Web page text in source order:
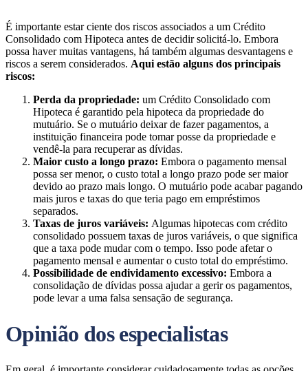
É importante estar ciente dos riscos associados a um Crédito
Consolidado com Hipoteca antes de decidir solicitá-lo. Embora
possa haver muitas vantagens, há também algumas desvantagens e
riscos a serem considerados. Aqui estão alguns dos principais
riscos:
Perda da propriedade: um Crédito Consolidado com
Hipoteca é garantido pela hipoteca da propriedade do
mutuário. Se o mutuário deixar de fazer pagamentos, a
instituição financeira pode tomar posse da propriedade e
vendê-la para recuperar as dívidas.
Maior custo a longo prazo: Embora o pagamento mensal
possa ser menor, o custo total a longo prazo pode ser maior
devido ao prazo mais longo. O mutuário pode acabar pagando
mais juros e taxas do que teria pago em empréstimos
separados.
Taxas de juros variáveis: Algumas hipotecas com crédito
consolidado possuem taxas de juros variáveis, o que significa
que a taxa pode mudar com o tempo. Isso pode afetar o
pagamento mensal e aumentar o custo total do empréstimo.
Possibilidade de endividamento excessivo: Embora a
consolidação de dívidas possa ajudar a gerir os pagamentos,
pode levar a uma falsa sensação de segurança.
Opinião dos especialistas